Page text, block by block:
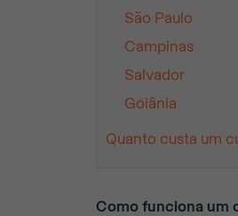
São Paulo
Campinas
Salvador
Goiânia
Quanto custa um
Como funciona um